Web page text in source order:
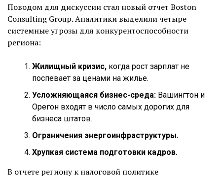
Поводом для дискуссии стал новый отчет Boston
Consulting Group. Аналитики выделили четыре
системные угрозы для конкурентоспособности
региона:
Жилищный кризис, когда рост зарплат не
поспевает за ценами на жилье.
Усложняющаяся бизнес-среда: Вашингтон и
Орегон входят в число самых дорогих для
бизнеса штатов.
Ограничения энергоинфраструктуры.
Хрупкая система подготовки кадров.
В отчете региону к налоговой политике